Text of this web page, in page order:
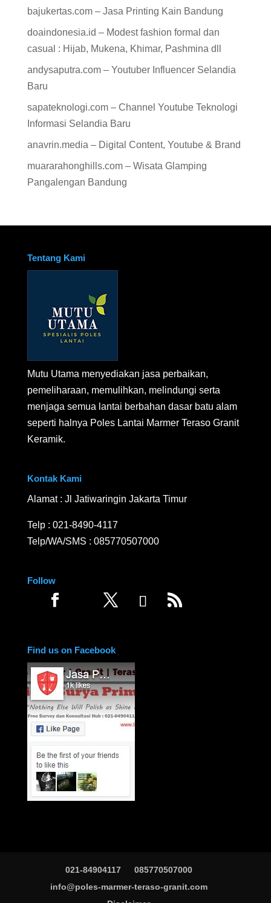
bajukertas.com – Jasa Printing Kain Bandung
doaindonesia.id – Modest fashion formal dan
casual : Hijab, Mukena, Khimar, Pashmina dll
andysaputra.com – Youtuber Influencer Selandia
Baru
sapateknologi.com – Channel Youtube Teknologi
Informasi Selandia Baru
anavrin.media – Digital Content, Youtube & Brand
muararahonghills.com – Wisata Glamping
Pangalengan Bandung
Tentang Kami
Mutu Utama menyediakan jasa perbaikan,
pemeliharaan, memulihkan, melindungi serta
menjaga semua lantai berbahan dasar batu alam
seperti halnya Poles Lantai Marmer Teraso Granit
Keramik.
Kontak Kami
Alamat : Jl Jatiwaringin Jakarta Timur
Telp : 021-8490-4117
Telp/WA/SMS : 085770507000
Follow
Find us on Facebook
021-84904117
085770507000
info@poles-marmer-teraso-granit.com